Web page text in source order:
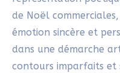
de Noël
émotion sincère et
dans une démarche
contours imparfaits et